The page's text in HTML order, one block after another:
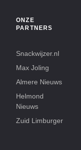
ONZE
PARTNERS
Snackwijzer.nl
Max Joling
Almere Nieuws
Helmond
Nieuws
Zuid Limburger